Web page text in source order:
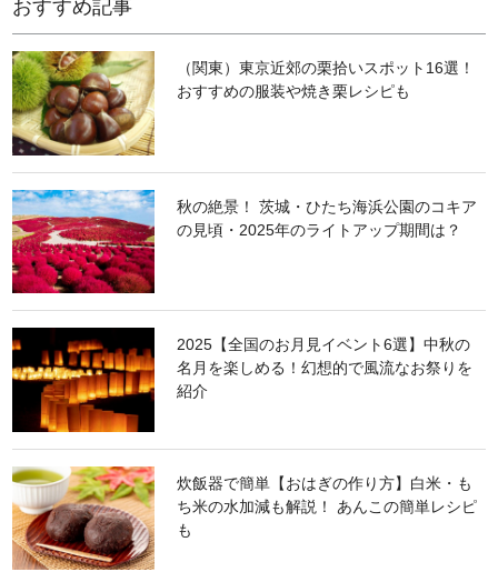
おすすめ記事
（関東）東京近郊の栗拾いスポット16選！
おすすめの服装や焼き栗レシピも
秋の絶景！ 茨城・ひたち海浜公園のコキア
の見頃・2025年のライトアップ期間は？
2025【全国のお月見イベント6選】中秋の
名月を楽しめる！幻想的で風流なお祭りを
紹介
炊飯器で簡単【おはぎの作り方】白米・も
ち米の水加減も解説！ あんこの簡単レシピ
も